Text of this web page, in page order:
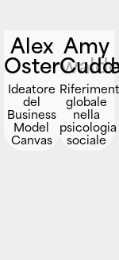
Alex
Ideatore
del
Business
Model
Canvas
Amy
globale
nella
psicologia
sociale